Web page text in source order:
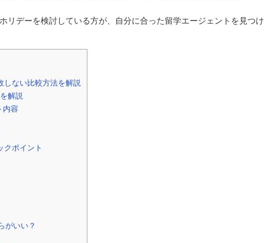
リデーを検討している方が、自分に合った留学エージェントを見つけ
しない比較方法を解説
解説
内容
クポイント
がいい？